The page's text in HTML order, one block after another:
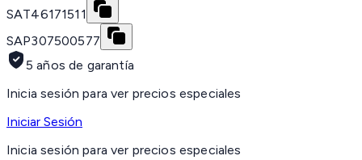
SAT46171511
SAP307500577
5 años de garantía
Inicia sesión para ver precios especiales
Iniciar Sesión
Inicia sesión para ver precios especiales